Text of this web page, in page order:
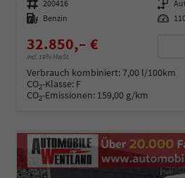
Fahrzeugnummer 200416 Getriebe
Kraftstoff Benzin Leistung
32.850,– €
incl. 19% MwSt.
Verbrauch kombiniert:7,00 l/100km
CO2-Klasse: F
CO2-Emissionen: 159,00 g/km